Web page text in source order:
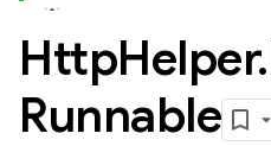
HttpHelper.
Runnable